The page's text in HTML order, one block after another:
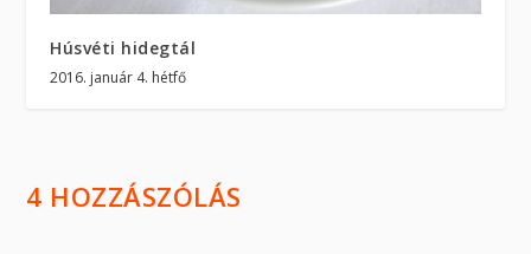
Húsvéti hidegtál
2016. január 4. hétfő
4 HOZZÁSZÓLÁS